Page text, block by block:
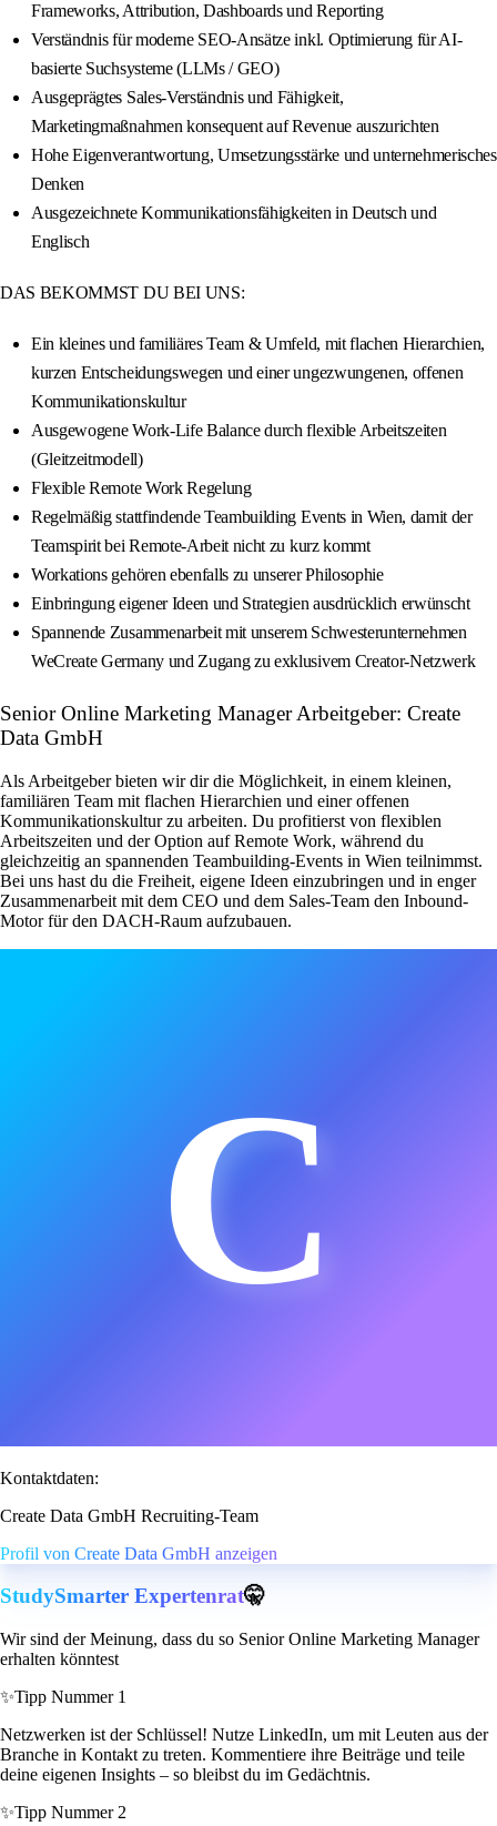
Frameworks, Attribution, Dashboards und Reporting
Verständnis für moderne SEO-Ansätze inkl. Optimierung für AI-
basierte Suchsysteme (LLMs / GEO)
Ausgeprägtes Sales-Verständnis und Fähigkeit,
Marketingmaßnahmen konsequent auf Revenue auszurichten
Hohe Eigenverantwortung, Umsetzungsstärke und unternehmerisches
Denken
Ausgezeichnete Kommunikationsfähigkeiten in Deutsch und
Englisch
DAS BEKOMMST DU BEI UNS:
Ein kleines und familiäres Team & Umfeld, mit flachen Hierarchien,
kurzen Entscheidungswegen und einer ungezwungenen, offenen
Kommunikationskultur
Ausgewogene Work-Life Balance durch flexible Arbeitszeiten
(Gleitzeitmodell)
Flexible Remote Work Regelung
Regelmäßig stattfindende Teambuilding Events in Wien, damit der
Teamspirit bei Remote-Arbeit nicht zu kurz kommt
Workations gehören ebenfalls zu unserer Philosophie
Einbringung eigener Ideen und Strategien ausdrücklich erwünscht
Spannende Zusammenarbeit mit unserem Schwesterunternehmen
WeCreate Germany und Zugang zu exklusivem Creator-Netzwerk
Senior Online Marketing Manager Arbeitgeber: Create
Data GmbH
Als Arbeitgeber bieten wir dir die Möglichkeit, in einem kleinen,
familiären Team mit flachen Hierarchien und einer offenen
Kommunikationskultur zu arbeiten. Du profitierst von flexiblen
Arbeitszeiten und der Option auf Remote Work, während du
gleichzeitig an spannenden Teambuilding-Events in Wien teilnimmst.
Bei uns hast du die Freiheit, eigene Ideen einzubringen und in enger
Zusammenarbeit mit dem CEO und dem Sales-Team den Inbound-
Motor für den DACH-Raum aufzubauen.
C
Kontaktdaten:
Create Data GmbH Recruiting-Team
Profil von Create Data GmbH anzeigen
StudySmarter Expertenrat🤫
Wir sind der Meinung, dass du so Senior Online Marketing Manager
erhalten könntest
✨Tipp Nummer 1
Netzwerken ist der Schlüssel! Nutze LinkedIn, um mit Leuten aus der
Branche in Kontakt zu treten. Kommentiere ihre Beiträge und teile
deine eigenen Insights – so bleibst du im Gedächtnis.
✨Tipp Nummer 2